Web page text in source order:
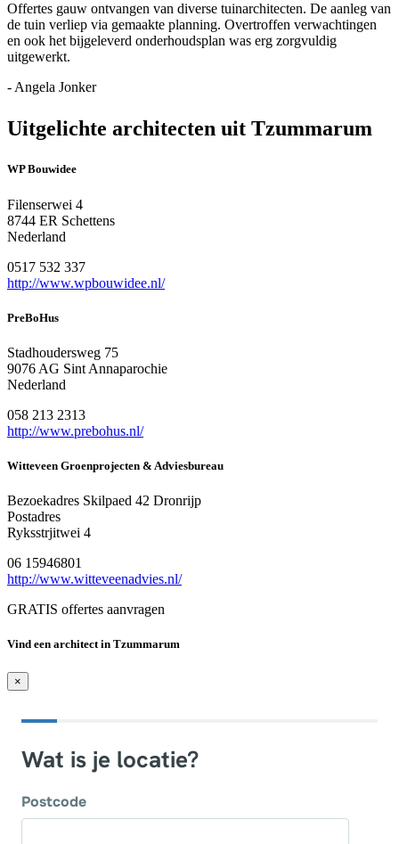
Offertes gauw ontvangen van diverse tuinarchitecten. De aanleg van
de tuin verliep via gemaakte planning. Overtroffen verwachtingen
en ook het bijgeleverd onderhoudsplan was erg zorgvuldig
uitgewerkt.
- Angela Jonker
Uitgelichte architecten uit Tzummarum
WP Bouwidee
Filenserwei 4
8744 ER Schettens
Nederland
0517 532 337
http://www.wpbouwidee.nl/
PreBoHus
Stadhoudersweg 75
9076 AG Sint Annaparochie
Nederland
058 213 2313
http://www.prebohus.nl/
Witteveen Groenprojecten & Adviesbureau
Bezoekadres Skilpaed 42 Dronrijp
Postadres
Ryksstrjitwei 4
06 15946801
http://www.witteveenadvies.nl/
GRATIS offertes aanvragen
Vind een architect in Tzummarum
×